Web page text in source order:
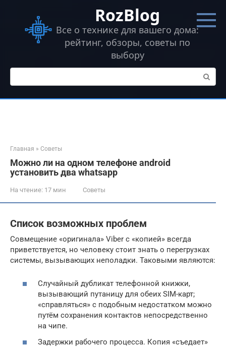
контенту
RozBlog
Все о технике для вашего дома:
рейтинг, обзоры, советы по
выбору
Поиск:
Главная » Советы
Можно ли на одном телефоне android
установить два whatsapp
На чтение: 17 мин Советы
Список возможных проблем
Совмещение «оригинала» Viber с «копией» всегда
приветствуется, но человеку стоит знать о перегрузках
системы, вызывающих неполадки. Таковыми являются:
Случайный дубликат телефонной книжки,
вызывающий путаницу для обеих SIM-карт;
«справляться» с подобным недостатком можно
путём сохранения контактов непосредственно
на чипе.
Задержки рабочего процесса. Копия «съедает»